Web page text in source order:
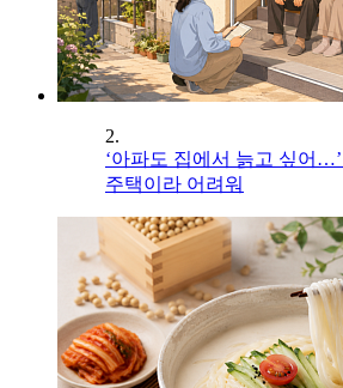
2.
‘아파도 집에서 늙고 싶어
주택이라 어려워